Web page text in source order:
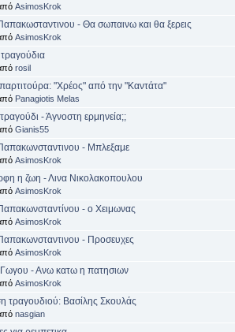
AsimosKrok
- Θα σωπαινω και θα ξερεις
AsimosKrok
rosil
"Χρέος" από την "Καντάτα"
Panagiotis Melas
- Άγνοστη ερμηνεία;;
Gianis55
- Μπλεξαμε
AsimosKrok
η ζωη - Λινα Νικολακοπουλου
AsimosKrok
- ο Χειμωνας
AsimosKrok
- Προσευχες
AsimosKrok
Γωγου - Ανω κατω η πατησιων
AsimosKrok
τραγουδιού: Βασίλης Σκουλάς
nasgian